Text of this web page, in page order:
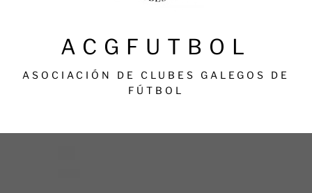
ACGFUTBOL
ASOCIACIÓN DE CLUBES GALEGOS DE
FÚTBOL